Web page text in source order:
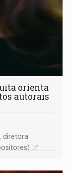
orienta
autorais
diretora